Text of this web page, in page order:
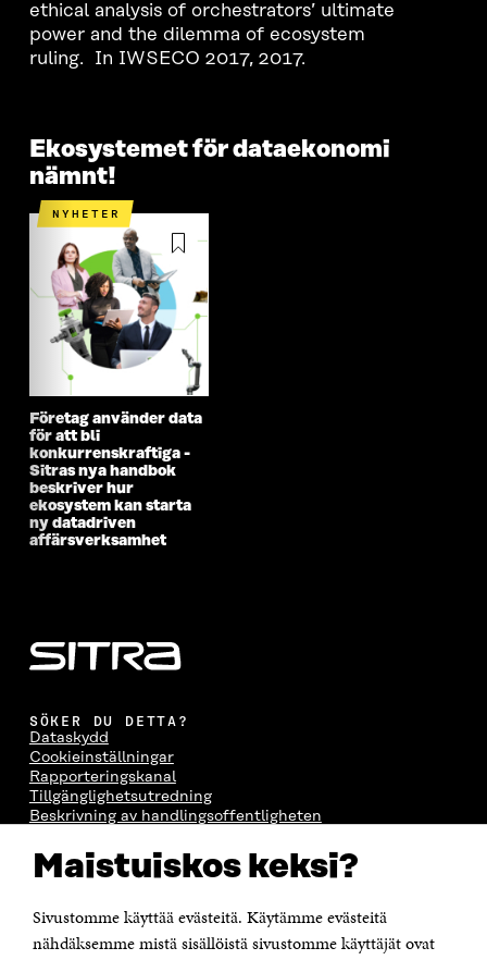
Maistuiskos keksi?
Sivustomme käyttää evästeitä. Käytämme evästeitä
nähdäksemme mistä sisällöistä sivustomme käyttäjät ovat
ethical analysis of orchestrators’ ultimate
power and the dilemma of ecosystem
ruling. In IWSECO 2017, 2017.
Ekosystemet för dataekonomi
nämnt!
NYHETER
Företag använder data
för att bli
konkurrenskraftiga -
Sitras nya handbok
beskriver hur
ekosystem kan starta
ny datadriven
affärsverksamhet
SÖKER DU DETTA?
Dataskydd
Cookieinställningar
Rapporteringskanal
Tillgänglighetsutredning
Beskrivning av handlingsoffentligheten
Jubileumsfonden för Finlands självständighet Sitra
Östersjögatan 11–13, PB 160,
00181 Helsingfors